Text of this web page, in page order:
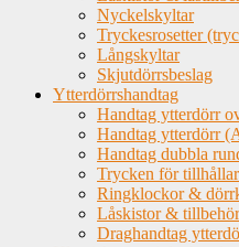
Nyckelskyltar
Tryckesrosetter
Långskyltar
Skjutdörrsbeslag
Ytterdörrshandtag
Handtag ytterdörr
Handtag ytterdörr
Handtag dubbla
Trycken för
Ringklockor &
Låskistor &
Draghandtag